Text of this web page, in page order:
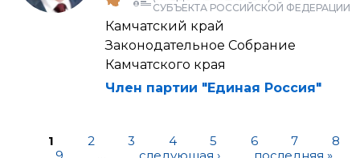
СУБЪЕКТА РОССИЙСКОЙ ФЕДЕРАЦИИ
Камчатский край
Законодательное Собрание
Камчатского края
Член партии "Единая Россия"
1 2 3 4 5 6 7
8
9
… следующая › последняя »